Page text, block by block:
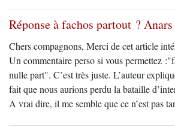
Réponse à fachos partout ?
Chers compagnons, Merci de cet article
Un commentaire perso si vous permettez
nulle part". C’est très juste. L’auteur
fait que nous aurions perdu la bataille
A vrai dire, il me semble que ce n’est pas